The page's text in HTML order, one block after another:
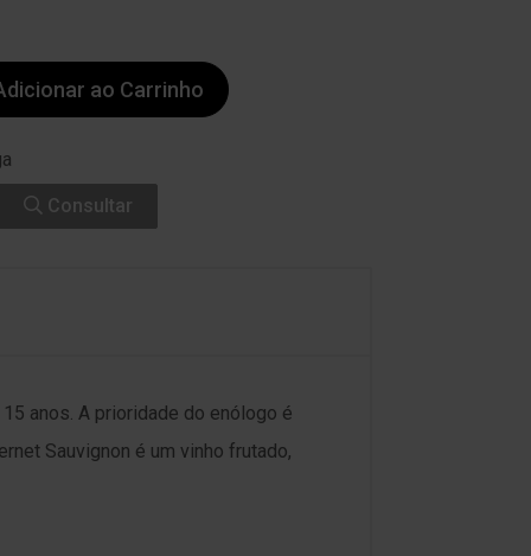
ao Carrinho
Consultar
anos. A prioridade do enólogo é
Sauvignon é um vinho frutado,